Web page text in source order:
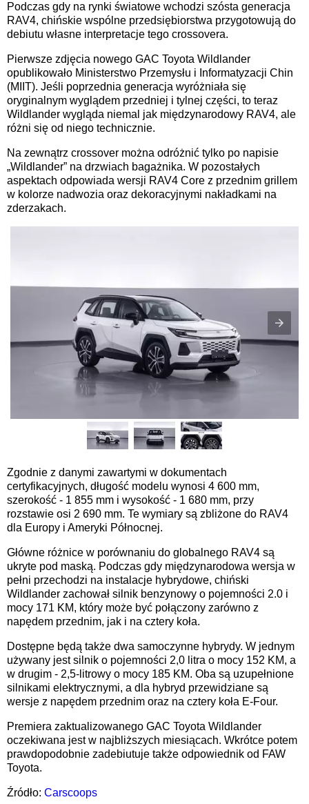
Podczas gdy na rynki światowe wchodzi szósta generacja
RAV4, chińskie wspólne przedsiębiorstwa przygotowują do
debiutu własne interpretacje tego crossovera.
Pierwsze zdjęcia nowego GAC Toyota Wildlander
opublikowało Ministerstwo Przemysłu i Informatyzacji Chin
(MIIT). Jeśli poprzednia generacja wyróżniała się
oryginalnym wyglądem przedniej i tylnej części, to teraz
Wildlander wygląda niemal jak międzynarodowy RAV4, ale
różni się od niego technicznie.
Na zewnątrz crossover można odróżnić tylko po napisie
„Wildlander” na drzwiach bagażnika. W pozostałych
aspektach odpowiada wersji RAV4 Core z przednim grillem
w kolorze nadwozia oraz dekoracyjnymi nakładkami na
zderzakach.
Zgodnie z danymi zawartymi w dokumentach
certyfikacyjnych, długość modelu wynosi 4 600 mm,
szerokość - 1 855 mm i wysokość - 1 680 mm, przy
rozstawie osi 2 690 mm. Te wymiary są zbliżone do RAV4
dla Europy i Ameryki Północnej.
Główne różnice w porównaniu do globalnego RAV4 są
ukryte pod maską. Podczas gdy międzynarodowa wersja w
pełni przechodzi na instalacje hybrydowe, chiński
Wildlander zachował silnik benzynowy o pojemności 2.0 i
mocy 171 KM, który może być połączony zarówno z
napędem przednim, jak i na cztery koła.
Dostępne będą także dwa samoczynne hybrydy. W jednym
używany jest silnik o pojemności 2,0 litra o mocy 152 KM, a
w drugim - 2,5-litrowy o mocy 185 KM. Oba są uzupełnione
silnikami elektrycznymi, a dla hybryd przewidziane są
wersje z napędem przednim oraz na cztery koła E-Four.
Premiera zaktualizowanego GAC Toyota Wildlander
oczekiwana jest w najbliższych miesiącach. Wkrótce potem
prawdopodobnie zadebiutuje także odpowiednik od FAW
Toyota.
Źródło: Carscoops